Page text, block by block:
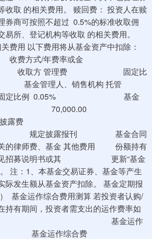
收取 的相关费用。 赎回费： 投资人在赎
券商可按照不超过 0.5%的标准收取佣
所、登记机构等收取 的相关费用。
费用 以下费用将从基金资产中扣除：
式/年费率或金
管理费 固定比
管理人、销售机构 托管
例 0.05% 基金
计费用 70,000.00
信息披露费
规定披露报刊 基金合同
的律师费、基金 其他费用 份额持有
详见招募说明书或其 更新“基金
注：1、本基金交易证券、基金等产生
际发生额从基金资产扣除。 基金定期报
基金运作综合费用测算 若投资者认购/
持有期间，投资者需支出的运作费率如
基金运作
） 基金运作综合费